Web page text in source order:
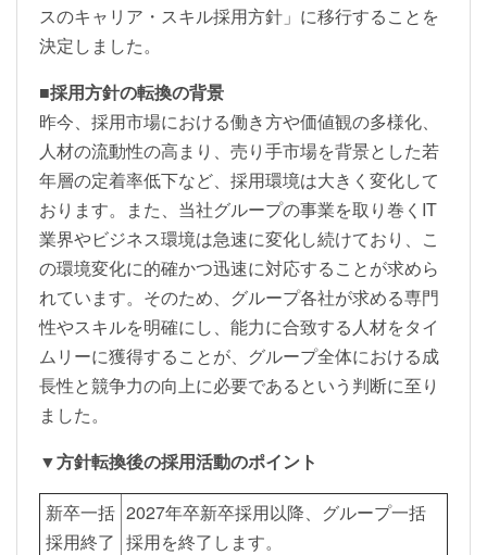
スのキャリア・スキル採用方針」に移行することを
決定しました。
■採用方針の転換の背景
昨今、採用市場における働き方や価値観の多様化、
人材の流動性の高まり、売り手市場を背景とした若
年層の定着率低下など、採用環境は大きく変化して
おります。また、当社グループの事業を取り巻くIT
業界やビジネス環境は急速に変化し続けており、こ
の環境変化に的確かつ迅速に対応することが求めら
れています。そのため、グループ各社が求める専門
性やスキルを明確にし、能力に合致する人材をタイ
ムリーに獲得することが、グループ全体における成
長性と競争力の向上に必要であるという判断に至り
ました。
▼方針転換後の採用活動のポイント
新卒一括
採用終了
2027年卒新卒採用以降、グループ一括
採用を終了します。